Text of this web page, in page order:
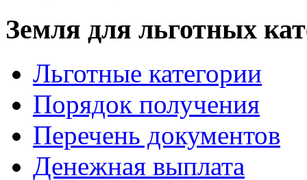
Земля для льготных
Льготные категории
Порядок получения
Перечень документов
Денежная выплата